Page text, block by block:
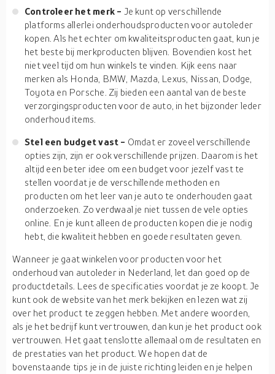
Controleer het merk - Je kunt op verschillende
platforms allerlei onderhoudsproducten voor autoleder
kopen. Als het echter om kwaliteitsproducten gaat, kun je
het beste bij merkproducten blijven. Bovendien kost het
niet veel tijd om hun winkels te vinden. Kijk eens naar
merken als Honda, BMW, Mazda, Lexus, Nissan, Dodge,
Toyota en Porsche. Zij bieden een aantal van de beste
verzorgingsproducten voor de auto, in het bijzonder leder
onderhoud items.
Stel een budget vast - Omdat er zoveel verschillende
opties zijn, zijn er ook verschillende prijzen. Daarom is het
altijd een beter idee om een budget voor jezelf vast te
stellen voordat je de verschillende methoden en
producten om het leer van je auto te onderhouden gaat
onderzoeken. Zo verdwaal je niet tussen de vele opties
online. En je kunt alleen de producten kopen die je nodig
hebt, die kwaliteit hebben en goede resultaten geven.
Wanneer je gaat winkelen voor producten voor het
onderhoud van autoleder in Nederland, let dan goed op de
productdetails. Lees de specificaties voordat je ze koopt. Je
kunt ook de website van het merk bekijken en lezen wat zij
over het product te zeggen hebben. Met andere woorden,
als je het bedrijf kunt vertrouwen, dan kun je het product ook
vertrouwen. Het gaat tenslotte allemaal om de resultaten en
de prestaties van het product. We hopen dat de
bovenstaande tips je in de juiste richting leiden en je helpen